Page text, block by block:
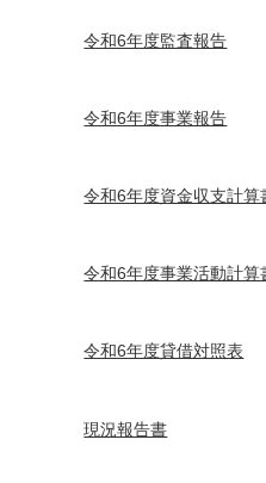
令和6年度監査報告
令和6年度事業報告
令和6年度資金収支計算
令和6年度事業活動計算
令和6年度貸借対照表
現況報告書